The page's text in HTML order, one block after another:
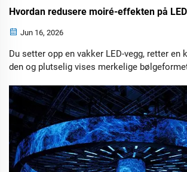
Hvordan redusere moiré-effekten på
Jun 16, 2026
Du setter opp en vakker LED-vegg, retter en
den og plutselig vises merkelige
den kan ødelegge kvaliteten på
livearrangementer, virtuelle produksjoner og
bedriftspresentasjoner.